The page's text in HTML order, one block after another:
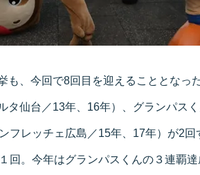
も、今回で8回目を迎えることとなっ
タ仙台／13年、16年）、グランパス
フレッチェ広島／15年、17年）が2回
回。今年はグランパスくんの３連覇